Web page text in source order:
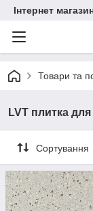
Інтернет
Товари та
LVT плитка для
Сортування